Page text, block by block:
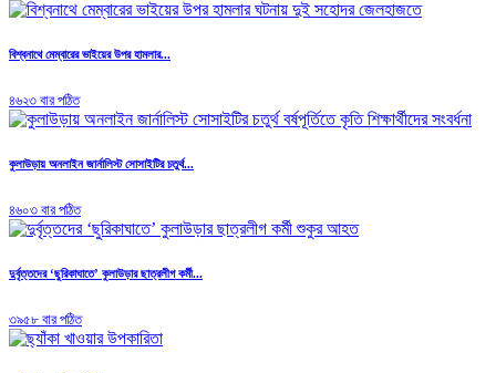
বিশ্বনাথে মেম্বারের ভাইয়ের উপর হামলার...
৪৬২৩ বার পঠিত
কুলাউড়ায় অনলাইন জার্নালিস্ট সোসাইটির চতুর্থ...
৪৬০৩ বার পঠিত
দুর্বৃত্তদের ‘ছুরিকাঘাতে’ কুলাউড়ার ছাত্রলীগ কর্মী...
৩৯৫৮ বার পঠিত